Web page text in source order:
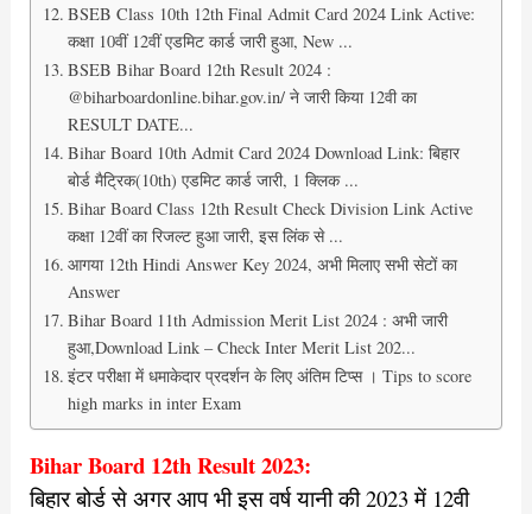
BSEB Class 10th 12th Final Admit Card 2024 Link Active:
कक्षा 10वीं 12वीं एडमिट कार्ड जारी हुआ, New ...
BSEB Bihar Board 12th Result 2024 :
@biharboardonline.bihar.gov.in/ ने जारी किया 12वी का
RESULT DATE...
Bihar Board 10th Admit Card 2024 Download Link: बिहार
बोर्ड मैट्रिक(10th) एडमिट कार्ड जारी, 1 क्लिक ...
Bihar Board Class 12th Result Check Division Link Active
कक्षा 12वीं का रिजल्ट हुआ जारी, इस लिंक से ...
आगया 12th Hindi Answer Key 2024, अभी मिलाए सभी सेटों का
Answer
Bihar Board 11th Admission Merit List 2024 : अभी जारी
हुआ,Download Link – Check Inter Merit List 202...
इंटर परीक्षा में धमाकेदार प्रदर्शन के लिए अंतिम टिप्स । Tips to score
high marks in inter Exam
Bihar Board 12th Result 2023:
बिहार बोर्ड से अगर आप भी इस वर्ष यानी की 2023 में 12वी